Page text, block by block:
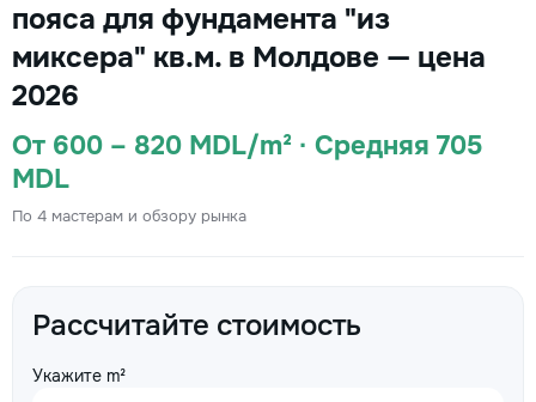
пояса для фундамента "из
миксера" кв.м. в Молдове — цена
2026
От 600 – 820 MDL/m² · Средняя 705
MDL
По 4 мастерам и обзору рынка
Рассчитайте стоимость
Укажите m²